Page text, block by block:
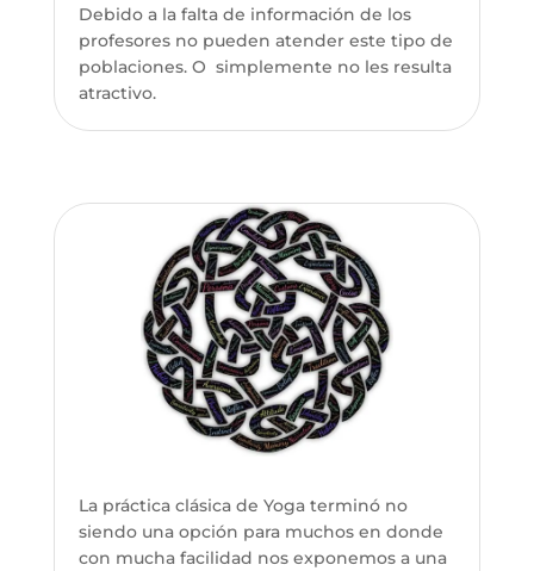
Debido a la falta de información de los
profesores no pueden atender este tipo de
poblaciones. O simplemente no les resulta
atractivo.
La práctica clásica de Yoga terminó no
siendo una opción para muchos en donde
con mucha facilidad nos exponemos a una